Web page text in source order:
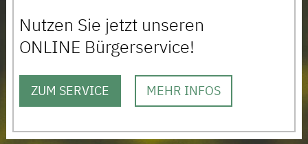
Nutzen Sie jetzt unseren
ONLINE Bürgerservice!
ZUM SERVICE MEHR INFOS